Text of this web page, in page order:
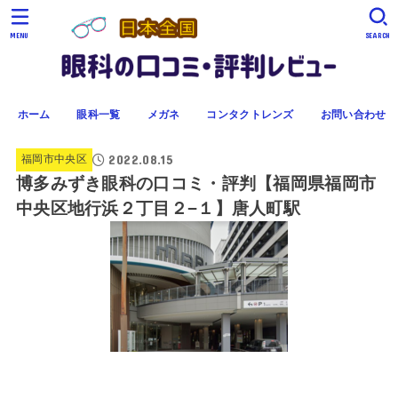
ホーム 眼科一覧 メガネ コンタクトレンズ お問い合わせ
SEARCH
MENU
福岡市中央区 2022.08.15
博多みずき眼科の口コミ・評判【福岡県福岡市
中央区地行浜２丁目２−１】唐人町駅